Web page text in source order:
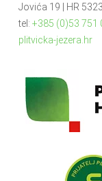
Jovića 19 | HR
tel: +385 (0)53 751
plitvicka-jezera.hr